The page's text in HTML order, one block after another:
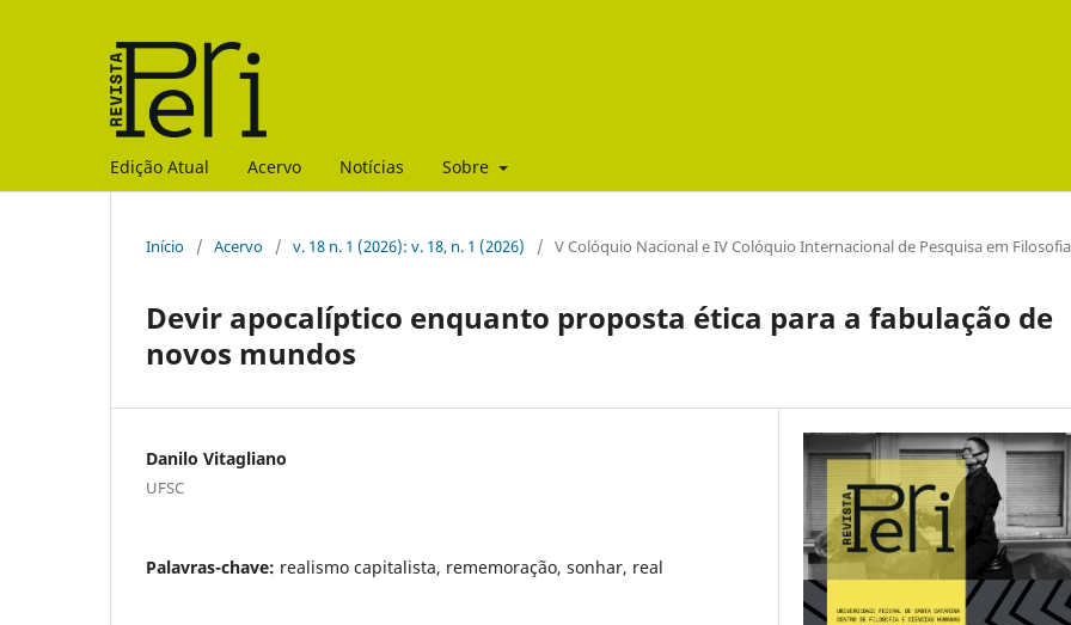
Edição Atual Acervo Notícias Sobre
Início / Acervo / v. 18 n. 1 (2026): v. 18, n. 1 (2026) / V Colóquio Nacional e IV Colóquio Internacional de Pesquisa em Filosofia
Devir apocalíptico enquanto proposta ética para a fabulação de
novos mundos
Danilo Vitagliano
UFSC
Palavras-chave: realismo capitalista, rememoração, sonhar, real